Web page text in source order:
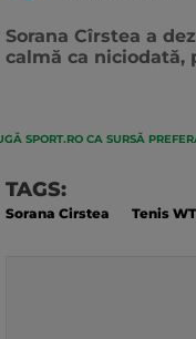
Sorana Cîrstea a
calmă ca niciodată,
SPORT.RO CA SURSĂ
TAGS:
Sorana Cirstea Tenis